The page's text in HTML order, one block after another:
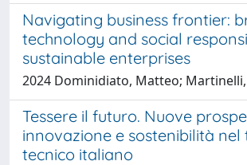
Navigating business frontier:
technology and social
sustainable enterprises
2024 Dominidiato, Matteo;
Tessere il futuro. Nuove
innovazione e sostenibilità nel
tecnico italiano